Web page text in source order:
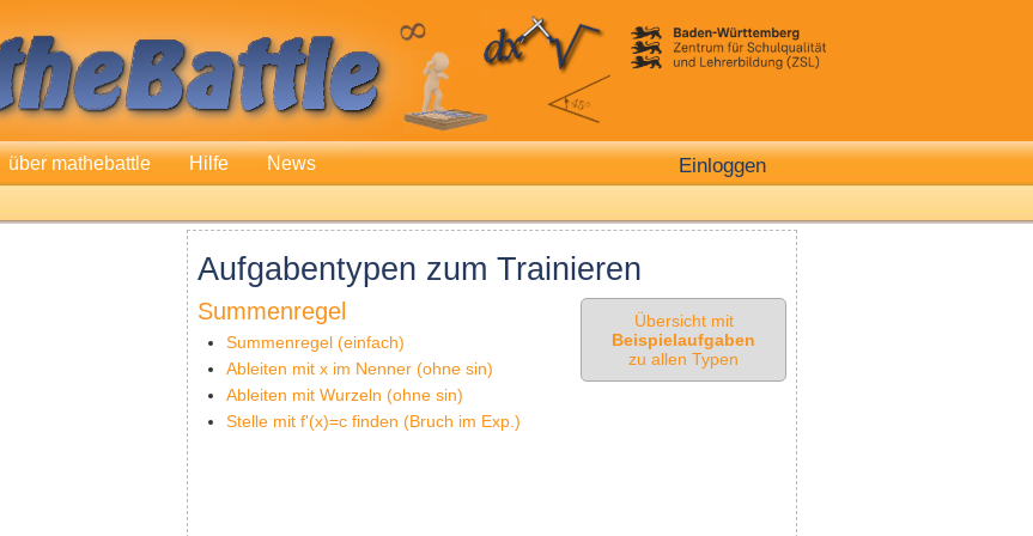
über mathebattle Hilfe News Einloggen
Aufgabentypen zum Trainieren
Übersicht mit
Beispielaufgaben
zu allen Typen
Summenregel
Summenregel (einfach)
Ableiten mit x im Nenner (ohne sin)
Ableiten mit Wurzeln (ohne sin)
Stelle mit f'(x)=c finden (Bruch im Exp.)